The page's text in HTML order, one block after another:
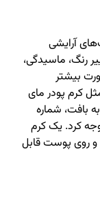
آرایشی
رنگ، ماسیدگی،
بیشتر
کرم پودر مای
بافت، شماره
کرد. یک کرم
و روی پوست قابل